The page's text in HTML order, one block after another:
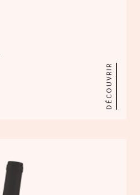
DÉCOUVRIR